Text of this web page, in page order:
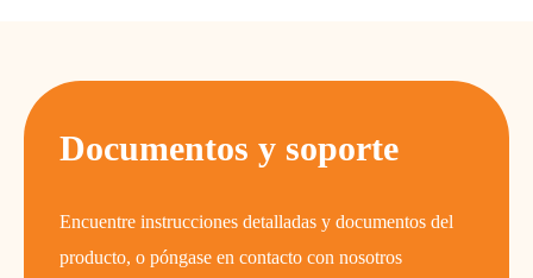
Documentos y soporte
Encuentre instrucciones detalladas y documentos del
producto, o póngase en contacto con nosotros